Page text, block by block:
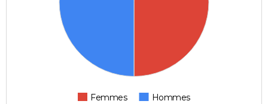
Femmes Hommes